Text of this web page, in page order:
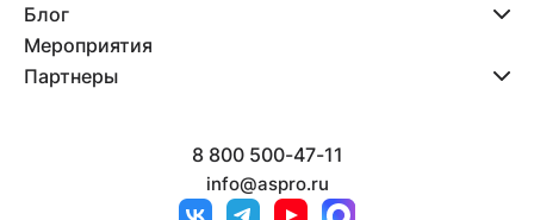
Блог
Мероприятия
Партнеры
8 800 500-47-11
info@aspro.ru